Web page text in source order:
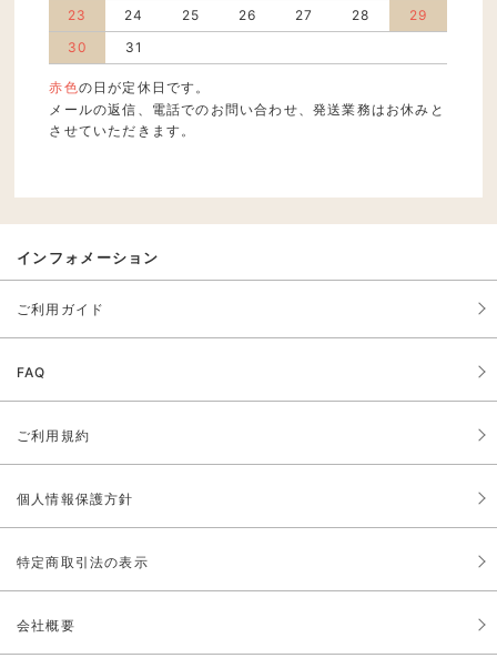
23
24 25 26 27 28
29
30
31
赤色の日が定休日です。
メールの返信、電話でのお問い合わせ、発送業務はお休みと
させていただきます。
インフォメーション
ご利用ガイド
FAQ
ご利用規約
個人情報保護方針
特定商取引法の表示
会社概要